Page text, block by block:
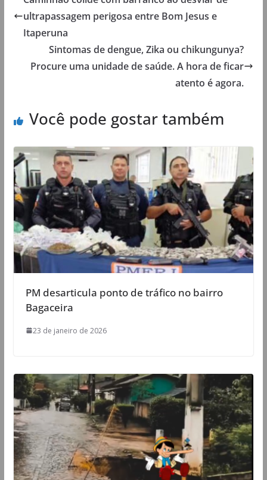
ultrapassagem perigosa entre Bom Jesus e
Itaperuna
Sintomas de dengue, Zika ou chikungunya?
Procure uma unidade de saúde. A hora de ficar
atento é agora.
Você pode gostar também
PM desarticula ponto de tráfico no bairro
Bagaceira
23 de janeiro de 2026